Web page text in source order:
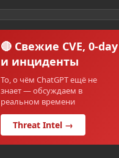
🔴 Свежие CVE, 0-day
и инциденты
То, о чём ChatGPT ещё не
знает — обсуждаем в
реальном времени
Threat Intel →